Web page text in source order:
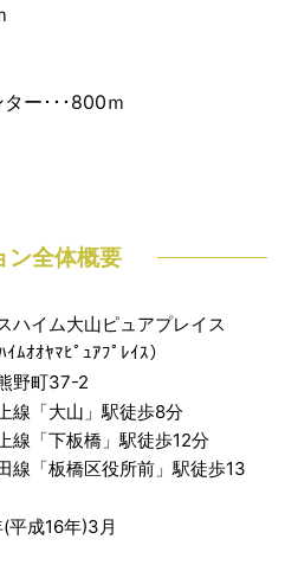
ー･･･800ｍ
ン全体概要
ハイム大山ピュアプレイス
ｲﾑｵｵﾔﾏﾋﾟｭｱﾌﾟﾚｲｽ）
野町37-2
線「大山」駅徒歩8分
線「下板橋」駅徒歩12分
線「板橋区役所前」駅徒歩13
平成16年)3月